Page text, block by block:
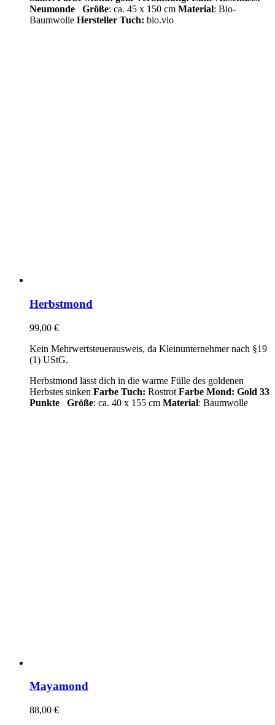
Neumonde
Größe: ca. 45 x 150 cm Material: Bio-
Baumwolle Hersteller Tuch: bio.vio
Herbstmond
99,00 €
Kein Mehrwertsteuerausweis, da Kleinunternehmer nach §19
(1) UStG.
Herbstmond lässt dich in die warme Fülle des goldenen
Herbstes sinken Farbe Tuch: Rostrot Farbe Mond: Gold 33
Punkte
Größe: ca. 40 x 155 cm Material: Baumwolle
Mayamond
88,00 €